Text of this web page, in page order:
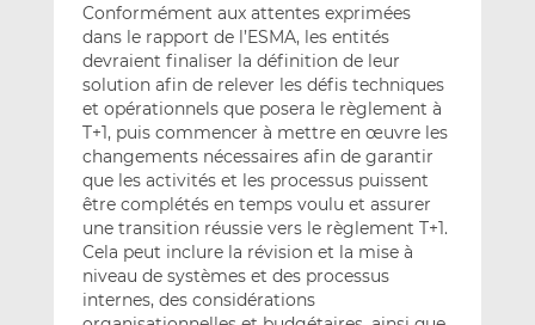
Conformément aux attentes exprimées
dans le rapport de l’ESMA, les entités
devraient finaliser la définition de leur
solution afin de relever les défis techniques
et opérationnels que posera le règlement à
T+1, puis commencer à mettre en œuvre les
changements nécessaires afin de garantir
que les activités et les processus puissent
être complétés en temps voulu et assurer
une transition réussie vers le règlement T+1.
Cela peut inclure la révision et la mise à
niveau de systèmes et des processus
internes, des considérations